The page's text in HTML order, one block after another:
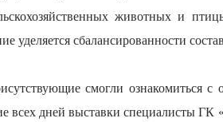
животных и
сбалансированности
смогли ознакомиться
всех дней выставки специалисты